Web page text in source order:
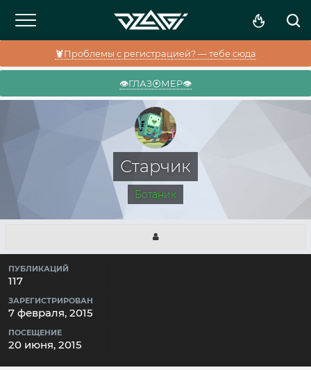
🦞Проблемы с регистрацией? — тебе сюда
👁️ГЛАЗ⦿МЕР👁️
Старчик
Ботаник
ПУБЛИКАЦИЙ
117
ЗАРЕГИСТРИРОВАН
7 февраля, 2015
ПОСЕЩЕНИЕ
20 июня, 2015